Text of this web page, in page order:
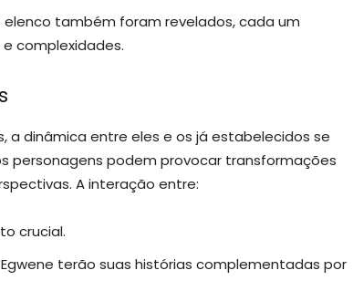
também foram revelados, cada um
complexidades.
a dinâmica entre eles e os já estabelecidos se
personagens podem provocar transformações
A interação entre:
crucial.
terão suas histórias complementadas por